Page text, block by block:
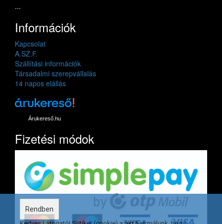
...
Információk
Kapcsolat
A.SZ.F.
Szállítási információk
Társadalmi szerepvállalás
14 napos elállás
Árukereső.hu
Fizetési módok
Rendben